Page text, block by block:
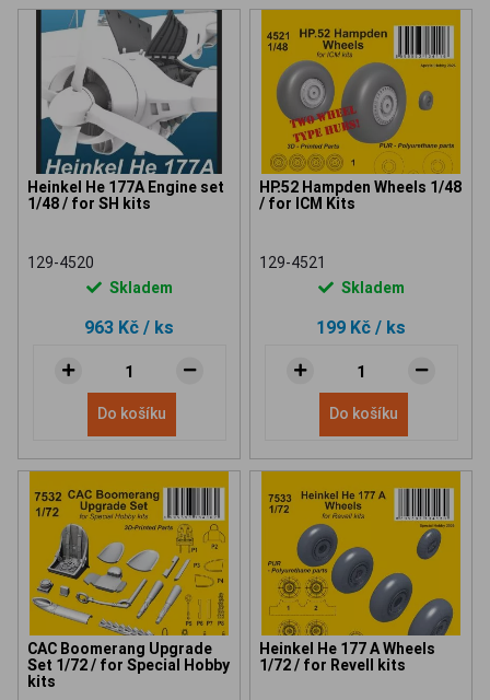
Heinkel He 177A Engine set
1/48 / for SH kits
129-4520
Skladem
963 Kč / ks
Do košíku
HP.52 Hampden Wheels 1/48
/ for ICM Kits
129-4521
Skladem
199 Kč / ks
Do košíku
CAC Boomerang Upgrade
Set 1/72 / for Special Hobby
kits
Heinkel He 177 A Wheels
1/72 / for Revell kits